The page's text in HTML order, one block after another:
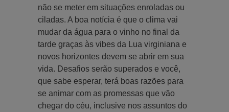
não se meter em situações enroladas ou
ciladas. A boa notícia é que o clima vai
mudar da água para o vinho no final da
tarde graças às vibes da Lua virginiana e
novos horizontes devem se abrir em sua
vida. Desafios serão superados e você,
que sabe esperar, terá boas razões para
se animar com as promessas que vão
chegar do céu, inclusive nos assuntos do